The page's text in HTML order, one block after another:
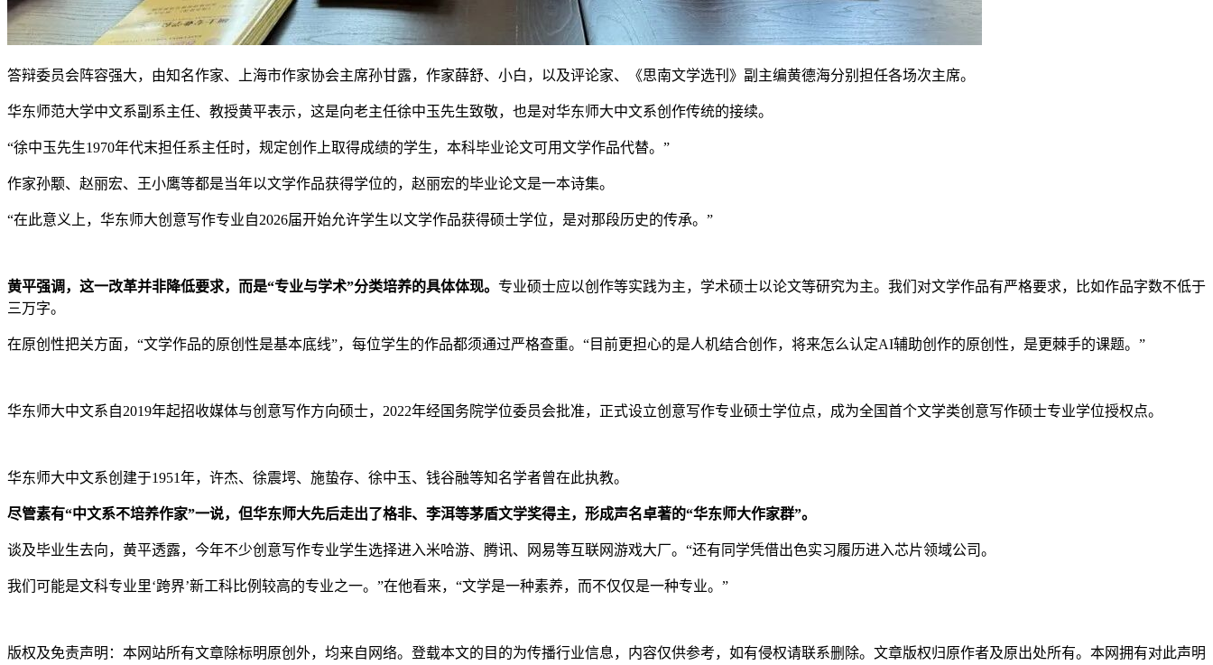
答辩委员会阵容强大，由知名作家、上海市作家协会主席孙甘露，作家薛舒、小白，以及评论家、《思南文学选刊》副主编黄德海分别担任各场次主席。
华东师范大学中文系副系主任、教授黄平表示，这是向老主任徐中玉先生致敬，也是对华东师大中文系创作传统的接续。
“徐中玉先生1970年代末担任系主任时，规定创作上取得成绩的学生，本科毕业论文可用文学作品代替。”
作家孙颙、赵丽宏、王小鹰等都是当年以文学作品获得学位的，赵丽宏的毕业论文是一本诗集。
“在此意义上，华东师大创意写作专业自2026届开始允许学生以文学作品获得硕士学位，是对那段历史的传承。”
黄平强调，这一改革并非降低要求，而是“专业与学术”分类培养的具体体现。 专业硕士应以创作等实践为主，学术硕士以论文等研究为主。我们对文学作品有严格要求，比如作品字数不低于
三万字。
在原创性把关方面，“文学作品的原创性是基本底线”，每位学生的作品都须通过严格查重。“目前更担心的是人机结合创作，将来怎么认定AI辅助创作的原创性，是更棘手的课题。”
华东师大中文系自2019年起招收媒体与创意写作方向硕士，2022年经国务院学位委员会批准，正式设立创意写作专业硕士学位点，成为全国首个文学类创意写作硕士专业学位授权点。
华东师大中文系创建于1951年，许杰、徐震堮、施蛰存、徐中玉、钱谷融等知名学者曾在此执教。
尽管素有“中文系不培养作家”一说，但华东师大先后走出了格非、李洱等茅盾文学奖得主，形成声名卓著的“华东师大作家群”。
谈及毕业生去向，黄平透露，今年不少创意写作专业学生选择进入米哈游、腾讯、网易等互联网游戏大厂。“还有同学凭借出色实习履历进入芯片领域公司。
我们可能是文科专业里‘跨界’新工科比例较高的专业之一。”在他看来，“文学是一种素养，而不仅仅是一种专业。”
版权及免责声明：本网站所有文章除标明原创外，均来自网络。登载本文的目的为传播行业信息，内容仅供参考，如有侵权请联系删除。文章版权归原作者及原出处所有。本网拥有对此声明